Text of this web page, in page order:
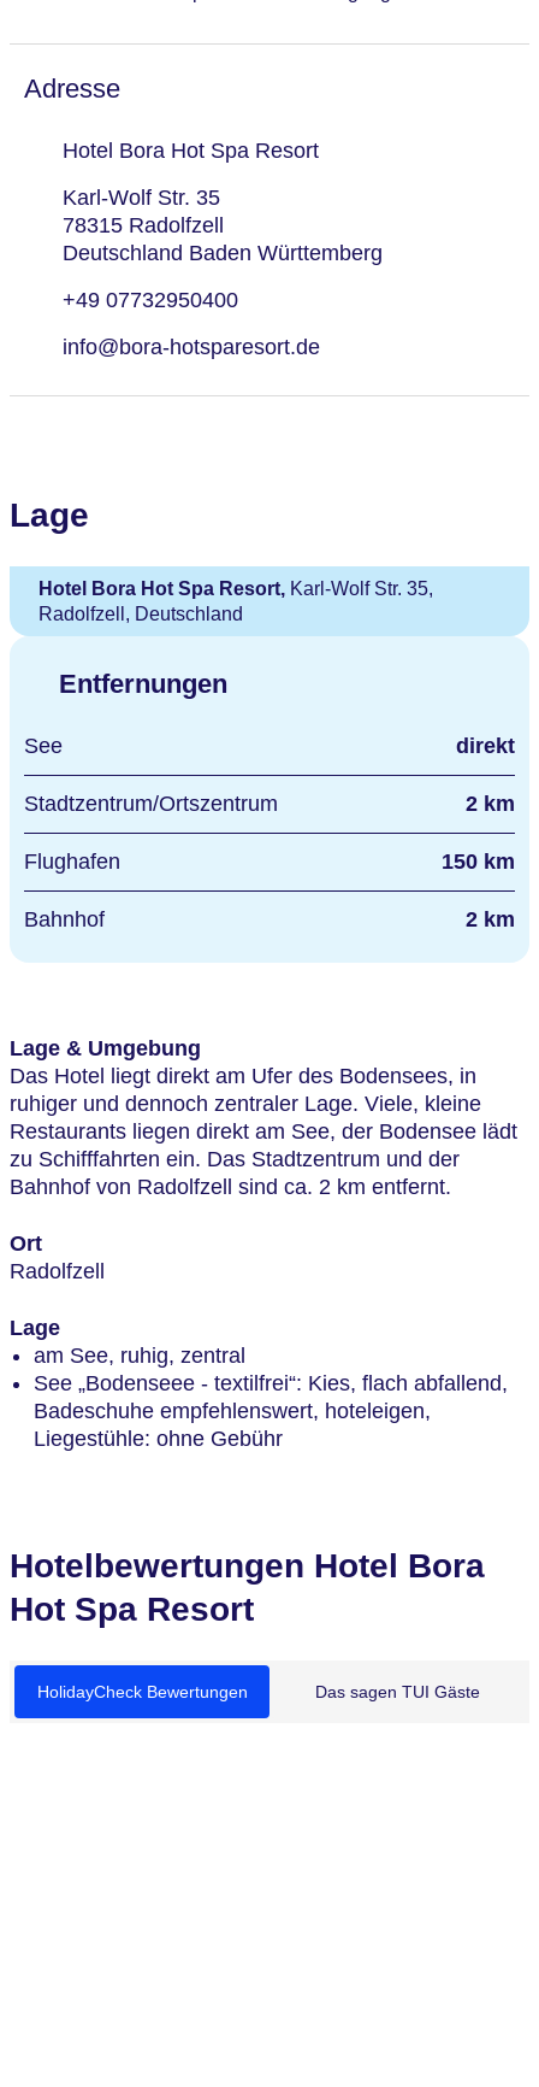
Adresse
Hotel Bora Hot Spa Resort
Karl-Wolf Str. 35
78315 Radolfzell
Deutschland Baden Württemberg
+49 07732950400
info@bora-hotsparesort.de
Lage
Hotel Bora Hot Spa Resort,Karl-Wolf Str. 35,
Radolfzell, Deutschland
Entfernungen
See direkt
Stadtzentrum/Ortszentrum 2 km
Flughafen 150 km
Bahnhof 2 km
Lage & Umgebung
Das Hotel liegt direkt am Ufer des Bodensees, in
ruhiger und dennoch zentraler Lage. Viele, kleine
Restaurants liegen direkt am See, der Bodensee lädt
zu Schifffahrten ein. Das Stadtzentrum und der
Bahnhof von Radolfzell sind ca. 2 km entfernt.
Ort
Radolfzell
Lage
am See, ruhig, zentral
See „Bodenseee - textilfrei“: Kies, flach abfallend,
Badeschuhe empfehlenswert, hoteleigen,
Liegestühle: ohne Gebühr
Hotelbewertungen Hotel Bora
Hot Spa Resort
HolidayCheck Bewertungen Das sagen TUI Gäste